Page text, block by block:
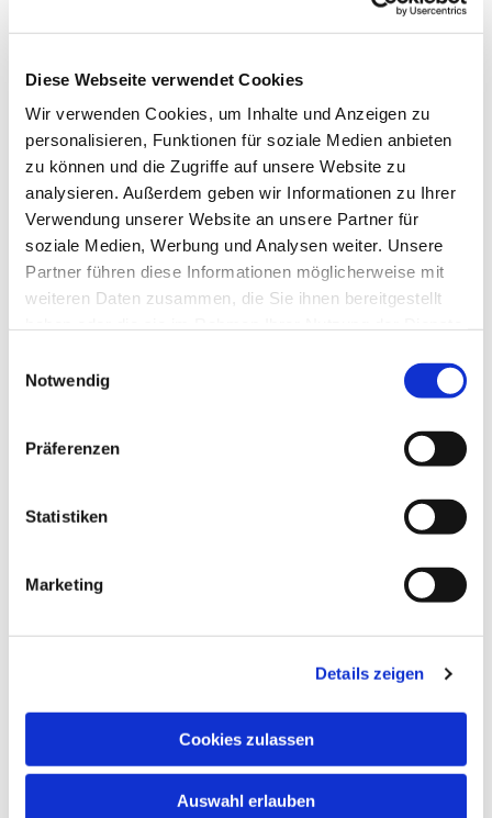
Diese Webseite verwendet Cookies
Wir verwenden Cookies, um Inhalte und Anzeigen zu
personalisieren, Funktionen für soziale Medien anbieten
zu können und die Zugriffe auf unsere Website zu
analysieren. Außerdem geben wir Informationen zu Ihrer
Verwendung unserer Website an unsere Partner für
soziale Medien, Werbung und Analysen weiter. Unsere
Partner führen diese Informationen möglicherweise mit
weiteren Daten zusammen, die Sie ihnen bereitgestellt
Notwendig
Präferenzen
Statistiken
Marketing
Details zeigen
Cookies zulassen
Auswahl erlauben
Dies könnte Sie auch